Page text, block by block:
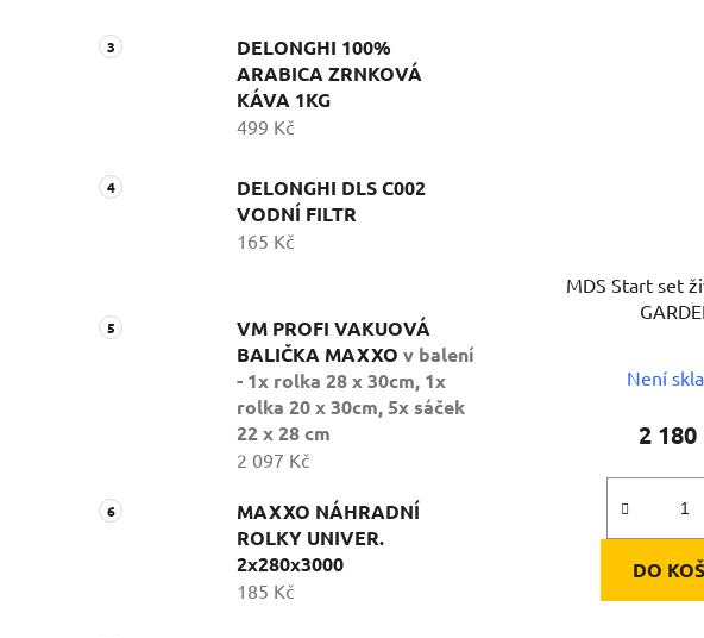
DELONGHI 100%
ARABICA ZRNKOVÁ
KÁVA 1KG
499 Kč
DELONGHI DLS C002
VODNÍ FILTR
165 Kč
VM PROFI VAKUOVÁ
BALIČKA MAXXO v balení
- 1x rolka 28 x 30cm, 1x
rolka 20 x 30cm, 5x sáček
22 x 28 cm
2 097 Kč
MAXXO NÁHRADNÍ
ROLKY UNIVER.
2x280x3000
185 Kč
MDS Start set
Není
2 180
DO